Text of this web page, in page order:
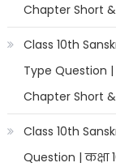
Chapter Short
Class 10th
Type Question |
Chapter Short
Class 10th
Question | कक्षा